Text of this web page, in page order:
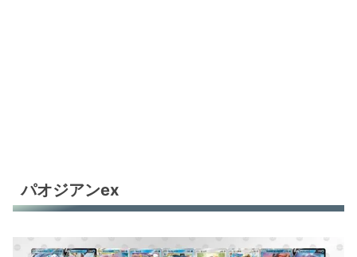
パオジアンex